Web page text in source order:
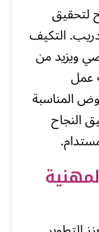
لتحقيق
التكيف
ويزيد من
عمل
المناسبة
النجاح